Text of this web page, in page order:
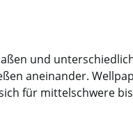
und
aneinander.
für mittelschwere